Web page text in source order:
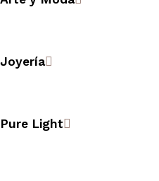
Joyería
Pure Light